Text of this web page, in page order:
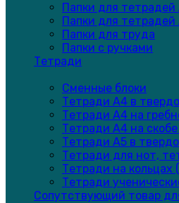
Папки для тетрадей
Папки для тетрадей
Папки для труда
Папки с ручками
Тетради
Сменные блоки
Тетради А4 в
Тетради А4 на
Тетради А4 на
Тетради А5 в
Тетради для нот,
Тетради на
Тетради
Сопутствующий товар